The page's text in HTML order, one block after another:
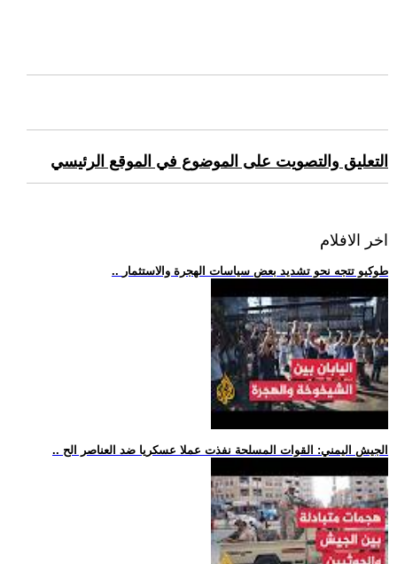
التعليق والتصويت على الموضوع في الموقع الرئيسي
اخر الافلام
.. طوكيو تتجه نحو تشديد بعض سياسات الهجرة والاستثمار
.. الجيش اليمني: القوات المسلحة نفذت عملا عسكريا ضد العناصر الح